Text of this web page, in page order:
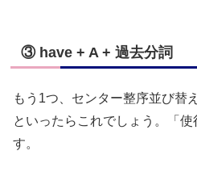
③ have + A + 過去分詞
もう1つ、センター整序並び替
といったらこれでしょう。「
す。